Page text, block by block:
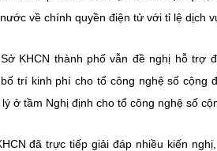
về chính quyền điện tử với tỉ lệ dịch
KHCN thành phố vẫn đề nghị hỗ trợ
trí kinh phí cho tổ công nghệ số cộng
ở tầm Nghị định cho tổ công nghệ số
đã trực tiếp giải đáp nhiều kiến